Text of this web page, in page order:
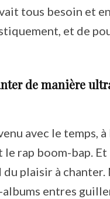
tous besoin et
et de
de manière
avec le temps, à
le rap boom-bap.
plaisir à
entres